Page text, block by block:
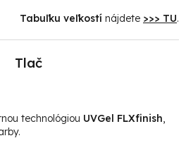
Tabuľku veľkostí nájdete >>> TU.
Tlač
technológiou UVGel FLXfinish,